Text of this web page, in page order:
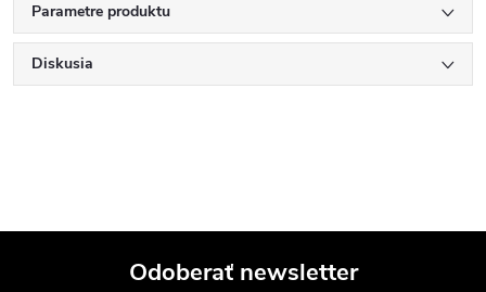
Parametre produktu
Diskusia
Odoberať newsletter